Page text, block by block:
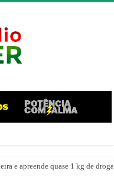
e apreende quase 1 kg de